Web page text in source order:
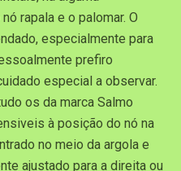
rapala e o palomar. O
especialmente para
prefiro
especial a observar.
os da marca Salmo
à posição do nó na
no meio da argola e
ajustado para a direita ou